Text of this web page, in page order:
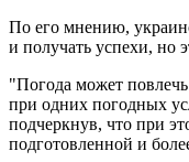
По его мнению,
и получать успехи, но
"Погода может
при одних погодных
подчеркнув, что при
подготовленной и